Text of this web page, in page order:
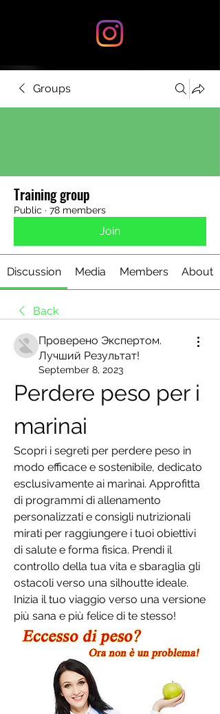
Groups
Training group
Public · 78 members
Join
Discussion Media Members About
Back
Проверено Экспертом.
Лучший Результат!
September 8, 2023
Perdere peso per i
marinai
Scopri i segreti per perdere peso in
modo efficace e sostenibile, dedicato
esclusivamente ai marinai. Approfitta
di programmi di allenamento
personalizzati e consigli nutrizionali
mirati per raggiungere i tuoi obiettivi
di salute e forma fisica. Prendi il
controllo della tua vita e sbaraglia gli
ostacoli verso una silhoutte ideale.
Inizia il tuo viaggio verso una versione
più sana e più felice di te stesso!